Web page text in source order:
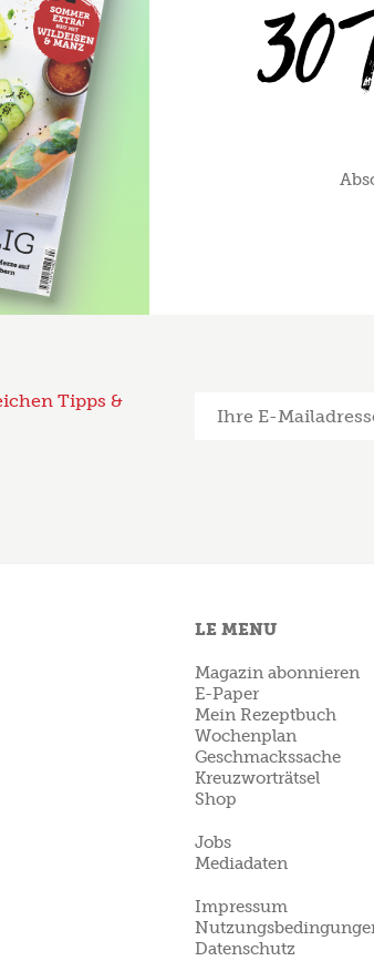
Tipps &
LE MENU
Magazin abonnieren
E-Paper
Mein Rezeptbuch
Wochenplan
Geschmackssache
Kreuzworträtsel
Shop
Jobs
Mediadaten
Impressum
Datenschutz